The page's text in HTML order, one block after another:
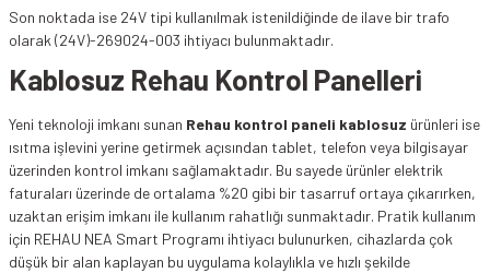
Son noktada ise 24V tipi kullanılmak istenildiğinde de ilave bir trafo
olarak (24V)-269024-003 ihtiyacı bulunmaktadır.
Kablosuz Rehau Kontrol Panelleri
Yeni teknoloji imkanı sunan Rehau kontrol paneli kablosuz ürünleri ise
ısıtma işlevini yerine getirmek açısından tablet, telefon veya bilgisayar
üzerinden kontrol imkanı sağlamaktadır. Bu sayede ürünler elektrik
faturaları üzerinde de ortalama %20 gibi bir tasarruf ortaya çıkarırken,
uzaktan erişim imkanı ile kullanım rahatlığı sunmaktadır. Pratik kullanım
için REHAU NEA Smart Programı ihtiyacı bulunurken, cihazlarda çok
düşük bir alan kaplayan bu uygulama kolaylıkla ve hızlı şekilde